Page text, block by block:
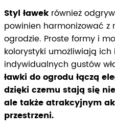
Styl ławek również
powinien harmonizować z
ogrodzie. Proste formy i
kolorystyki umożliwiają
indywidualnych gustów
ławki do ogrodu łączą
dzięki czemu stają się
ale także atrakcyjnym
przestrzeni.